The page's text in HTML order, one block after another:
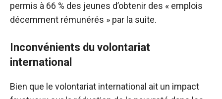
permis à 66 % des jeunes d’obtenir des « emplois
décemment rémunérés » par la suite.
Inconvénients du volontariat
international
Bien que le volontariat international ait un impact